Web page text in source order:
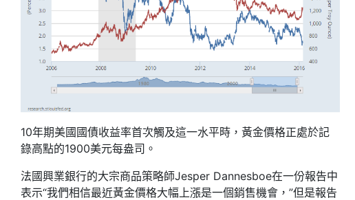
10年期美國國債收益率首次觸及這一水平時，黃金價格正處於記
錄高點的1900美元每盎司。
法國興業銀行的大宗商品策略師Jesper Dannesboe在一份報告中
表示“我們相信最近黃金價格大幅上漲是一個銷售機會，”但是報告